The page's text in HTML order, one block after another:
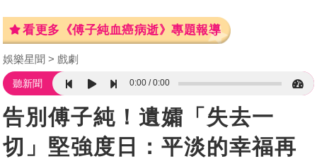
看更多《傅子純血癌病逝》專題報導
娛樂星聞 戲劇
聽新聞 0:00 0:00
告別傅子純！遺孀「失去一
切」堅強度日：平淡的幸福再